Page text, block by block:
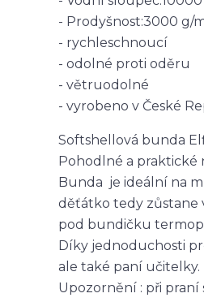
- Prodyšnost:3000 g/
- rychleschnoucí
- odolné proti oděru
- větruodolné
- vyrobeno v České
Softshellová bunda
Pohodlné a praktické
Bunda je ideální na
děťátko tedy zůstane
pod bundičku
Díky jednoduchosti
ale také paní učitelky.
Upozornění : při praní